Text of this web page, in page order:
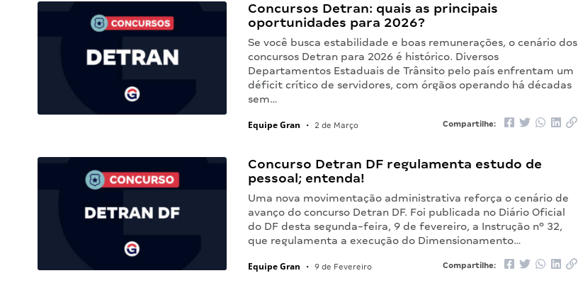
Concursos Detran: quais as principais
oportunidades para 2026?
Se você busca estabilidade e boas remunerações, o cenário dos
concursos Detran para 2026 é histórico. Diversos
Departamentos Estaduais de Trânsito pelo país enfrentam um
déficit crítico de servidores, com órgãos operando há décadas
sem…
Equipe Gran • 2 de Março Compartilhe:
Concurso Detran DF regulamenta estudo de
pessoal; entenda!
Uma nova movimentação administrativa reforça o cenário de
avanço do concurso Detran DF. Foi publicada no Diário Oficial
do DF desta segunda-feira, 9 de fevereiro, a Instrução nº 32,
que regulamenta a execução do Dimensionamento…
Equipe Gran • 9 de Fevereiro Compartilhe: